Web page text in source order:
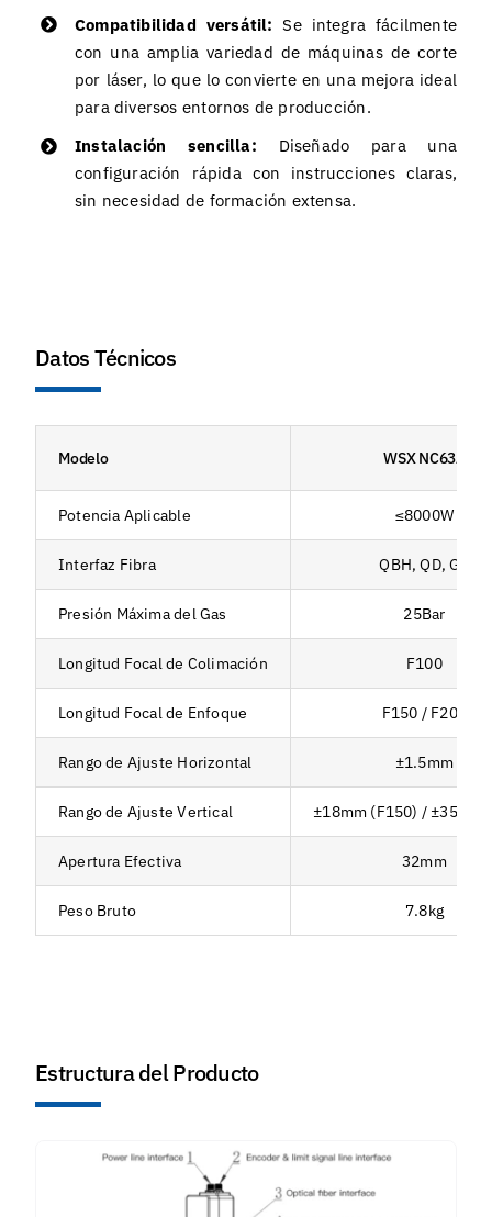
Compatibilidad versátil: Se integra fácilmente
con una amplia variedad de máquinas de corte
por láser, lo que lo convierte en una mejora ideal
para diversos entornos de producción.
Instalación sencilla: Diseñado para una
configuración rápida con instrucciones claras,
sin necesidad de formación extensa.
Datos Técnicos
Modelo WSX NC63A
Potencia Aplicable ≤8000W
Interfaz Fibra QBH, QD, G5
Presión Máxima del Gas 25Bar
Longitud Focal de Colimación F100
Longitud Focal de Enfoque F150 / F200
Rango de Ajuste Horizontal ±1.5mm
Rango de Ajuste Vertical ±18mm (F150) / ±35mm
Apertura Efectiva 32mm
Peso Bruto 7.8kg
Estructura del Producto